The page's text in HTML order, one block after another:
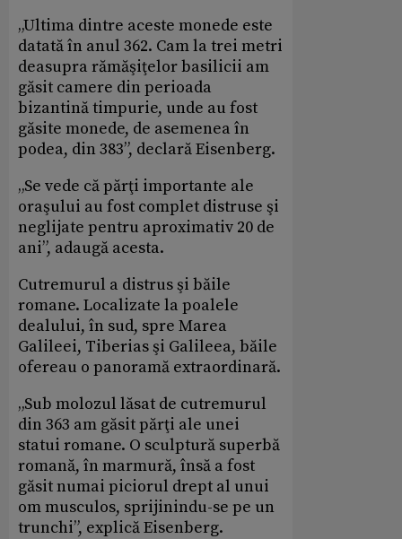
„Ultima dintre aceste monede este
datată în anul 362. Cam la trei metri
deasupra rămăşiţelor basilicii am
găsit camere din perioada
bizantină timpurie, unde au fost
găsite monede, de asemenea în
podea, din 383”, declară Eisenberg.
„Se vede că părţi importante ale
oraşului au fost complet distruse şi
neglijate pentru aproximativ 20 de
ani”, adaugă acesta.
Cutremurul a distrus şi băile
romane. Localizate la poalele
dealului, în sud, spre Marea
Galileei, Tiberias şi Galileea, băile
ofereau o panoramă extraordinară.
„Sub molozul lăsat de cutremurul
din 363 am găsit părţi ale unei
statui romane. O sculptură superbă
romană, în marmură, însă a fost
găsit numai piciorul drept al unui
om musculos, sprijinindu-se pe un
trunchi”, explică Eisenberg.